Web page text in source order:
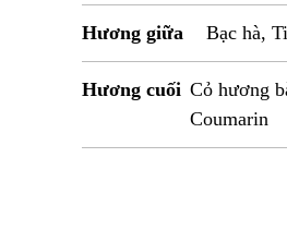
Hương giữa Bạc hà,
Hương cuối Cỏ hương
Coumarin